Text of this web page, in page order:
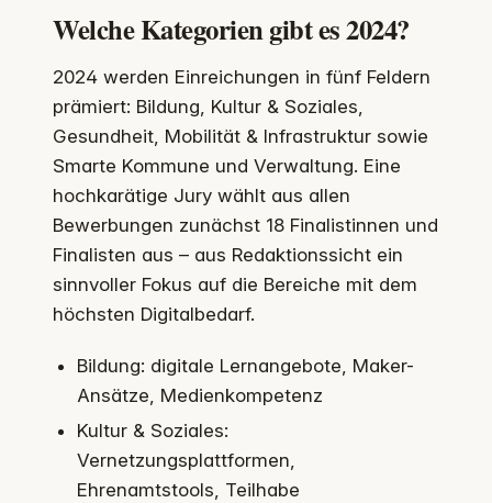
Welche Kategorien gibt es 2024?
2024 werden Einreichungen in fünf Feldern
prämiert: Bildung, Kultur & Soziales,
Gesundheit, Mobilität & Infrastruktur sowie
Smarte Kommune und Verwaltung. Eine
hochkarätige Jury wählt aus allen
Bewerbungen zunächst 18 Finalistinnen und
Finalisten aus – aus Redaktionssicht ein
sinnvoller Fokus auf die Bereiche mit dem
höchsten Digitalbedarf.
Bildung: digitale Lernangebote, Maker-
Ansätze, Medienkompetenz
Kultur & Soziales:
Vernetzungsplattformen,
Ehrenamtstools, Teilhabe